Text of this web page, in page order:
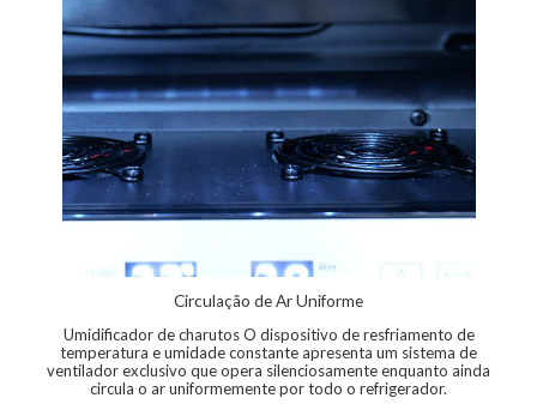
Circulação de Ar Uniforme
Umidificador de charutos O dispositivo de resfriamento de
temperatura e umidade constante apresenta um sistema de
ventilador exclusivo que opera silenciosamente enquanto ainda
circula o ar uniformemente por todo o refrigerador.